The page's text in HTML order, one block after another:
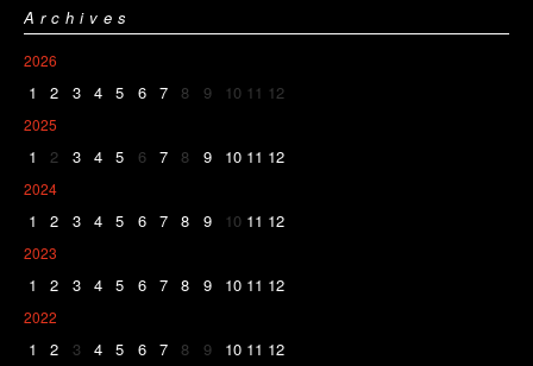
Archives
2026
1 2 3 4 5 6 7 8 9 10 11 12
2025
1 2 3 4 5 6 7 8 9 10 11 12
2024
1 2 3 4 5 6 7 8 9 10 11 12
2023
1 2 3 4 5 6 7 8 9 10 11 12
2022
1 2 3 4 5 6 7 8 9 10 11 12